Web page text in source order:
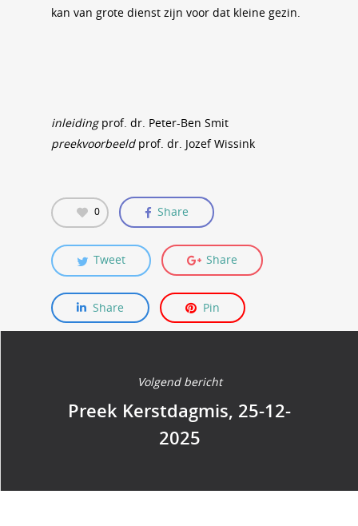
kan van grote dienst zijn voor dat kleine gezin.
inleiding prof. dr. Peter-Ben Smit
preekvoorbeeld prof. dr. Jozef Wissink
0 Share
Tweet Share
Share Pin
Volgend bericht
Preek Kerstdagmis, 25-12-
2025